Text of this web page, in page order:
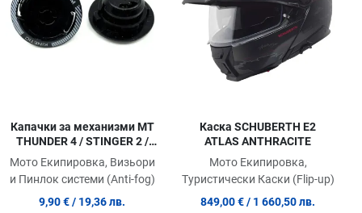
Капачки за механизми MT
THUNDER 4 / STINGER 2 /
BRAKER SV MT-V-28B
Мото Екипировка, Визьори
и Пинлок системи (Anti-fog)
9,90 € / 19,36 лв.
Каска SCHUBERTH E2
ATLAS ANTHRACITE
Мото Екипировка,
Туристически Каски (Flip-up)
849,00 € / 1 660,50 лв.